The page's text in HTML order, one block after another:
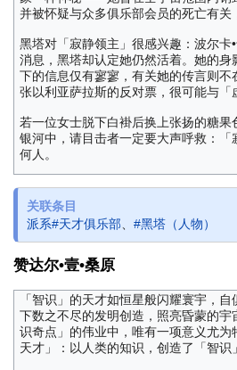
并被怀疑与众多俱乐部会员的死亡有关
黑塔对「寂静领主」很感兴趣：波尔卡
消息，黑塔却认定她仍然活着。她的身
下的信息仅有寥寥，有关她的传言则不
张以利亚萨拉斯的反对票，很可能与「
若一位女士脱下白褂后换上张扬的糖果
银河中，请目击者一定要大声呼救：「
何人。
关联条目
派系#天才俱乐部
#黑塔（人物）
赞达尔•壹•桑原
「智识」的天才如恒星般闪耀寰宇，
下数之不尽的发明创造，照亮昏蒙的宇
识奇点」的伟业中，唯有一项意义尤
天才」：以人类的知识，创造了「智识